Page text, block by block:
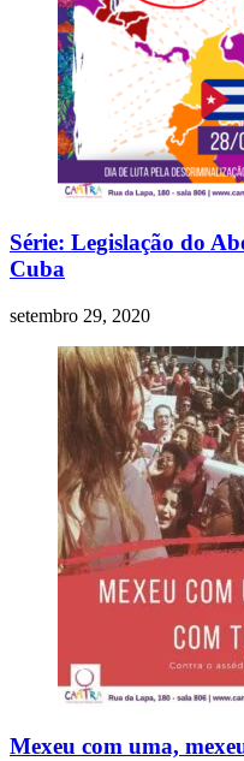
Série: Legislação do
Cuba
setembro 29, 2020
Mexeu com uma,